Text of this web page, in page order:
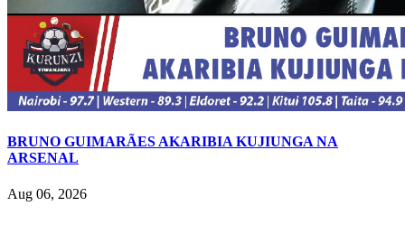
BRUNO GUIMARÃES AKARIBIA KUJIUNGA NA
ARSENAL
Aug 06, 2026